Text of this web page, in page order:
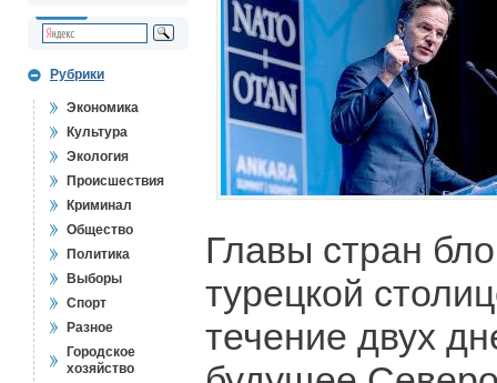
Рубрики
Экономика
Культура
Экология
Происшествия
Криминал
Общество
Политика
Выборы
Спорт
Разное
Городское
хозяйство
Главы стран
турецкой
течение двух